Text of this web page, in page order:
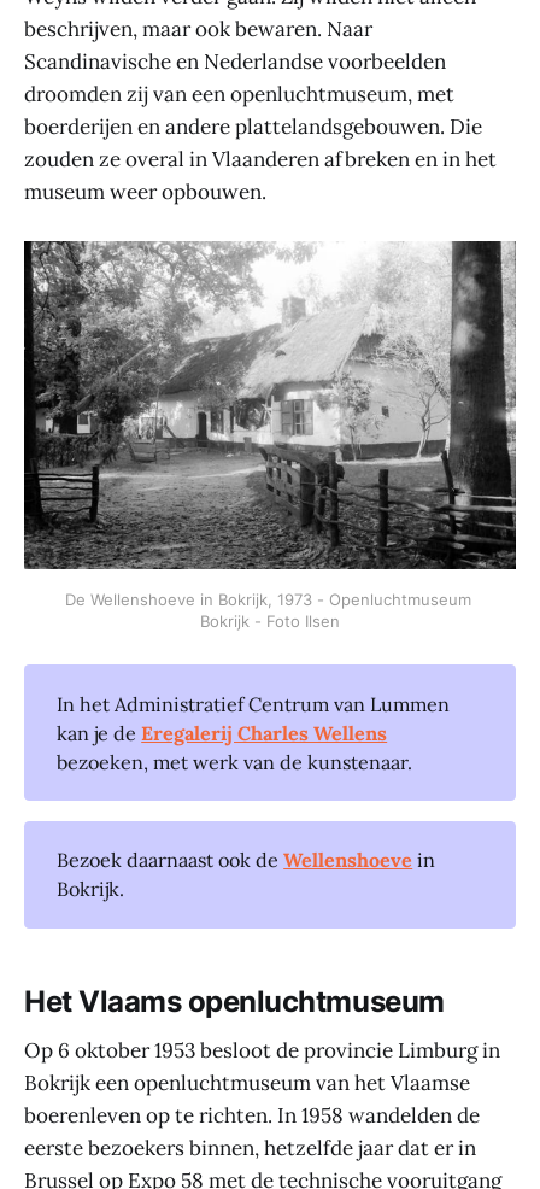
beschrijven, maar ook bewaren. Naar
Scandinavische en Nederlandse voorbeelden
droomden zij van een openluchtmuseum, met
boerderijen en andere plattelandsgebouwen. Die
zouden ze overal in Vlaanderen afbreken en in het
museum weer opbouwen.
De Wellenshoeve in Bokrijk, 1973 - Openluchtmuseum
Bokrijk - Foto Ilsen
In het Administratief Centrum van Lummen
kan je deEregalerij Charles Wellens
bezoeken, met werk van de kunstenaar.
Bezoek daarnaast ook deWellenshoeve in
Bokrijk.
Het Vlaams openluchtmuseum
Op 6 oktober 1953 besloot de provincie Limburg in
Bokrijk een openluchtmuseum van het Vlaamse
boerenleven op te richten. In 1958 wandelden de
eerste bezoekers binnen, hetzelfde jaar dat er in
Brussel op Expo 58 met de technische vooruitgang